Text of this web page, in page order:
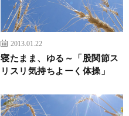
2013.01.22
寝たまま、ゆる～「股関節ス
リスリ気持ちよーく体操」